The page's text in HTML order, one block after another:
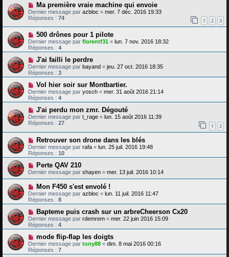
Ma première vraie machine qui envoie
Dernier message par azbloc « mer. 7 déc. 2016 19:33
Réponses : 74 1 2 3
500 drônes pour 1 pilote
Dernier message par florentf31 « lun. 7 nov. 2016 18:32
Réponses : 4
J'ai failli le perdre
Dernier message par bayand « jeu. 27 oct. 2016 18:35
Réponses : 3
Vol hier soir sur Montbartier.
Dernier message par yosch « mer. 31 août 2016 21:14
Réponses : 4
J'ai perdu mon zmr. Dégouté
Dernier message par t_rage « lun. 15 août 2016 11:39
Réponses : 27 1 2
Retrouver son drone dans les blés
Dernier message par rafa « lun. 25 juil. 2016 19:48
Réponses : 10
Perte QAV 210
Dernier message par shayen « mer. 13 juil. 2016 10:14
Mon F450 s'est envolé !
Dernier message par azbloc « lun. 11 juil. 2016 11:47
Réponses : 8
Bapteme puis crash sur un arbreCheerson Cx20
Dernier message par rdemrem « mer. 22 juin 2016 15:09
Réponses : 4
mode flip-flap les doigts
Dernier message par tony88 « dim. 8 mai 2016 00:16
Réponses : 7